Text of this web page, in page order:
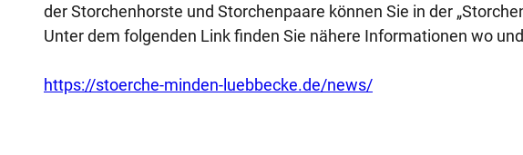
der Storchenhorste und Storchenpaare können Sie in der
Unter dem folgenden Link finden Sie nähere Informationen wo
https://stoerche-minden-luebbecke.de/news/